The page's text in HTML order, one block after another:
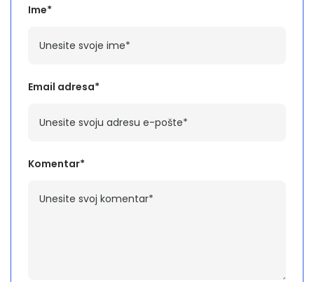
Komentar*
Ime*
Email adresa*